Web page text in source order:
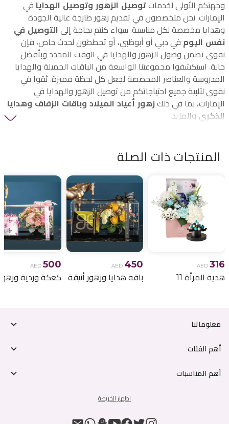
وجهتكم الأولى لخدمات توصيل الزهور وتوصيل الهدايا في
الإمارات. نحن متخصصون في تقديم زهور طازجة عالية الجودة
وهدايا مخصصة لكل مناسبة. سواء كنتم بحاجة إلى التوصيل في
نفس اليوم في دبي أو أبوظبي، أو تخططون لحدث خاص، فإن
نقوى تضمن وصول الزهور والهدايا في الوقت المحدد وبأفضل
حالة. استكشفوا مجموعتنا الواسعة من الباقات الجميلة والهدايا
المدروسة والعناصر المخصصة لجعل كل لحظة مميزة. ثقوا في
نقوى لتلبية جميع احتياجاتكم من توصيل الزهور والهدايا في
الإمارات، بما في ذلك زهور أعياد الميلاد وباقات الزفاف وهدايا
الذكرى والمزيد.
المنتجات ذات الصلة
AED 316
هدية المرأة 11
AED 450
باقة هدايا وزهور أنيقة
AED 500
معلوماتنا
أهم الفئات
أهم المناسبات
إظهار الخريطة